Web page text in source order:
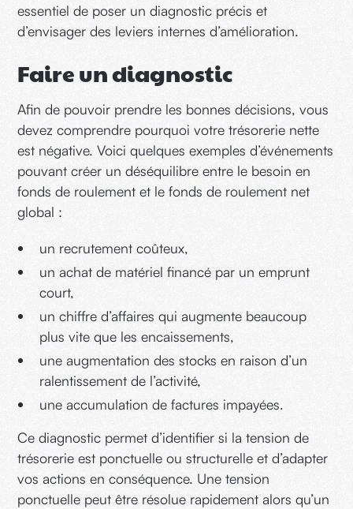
essentiel de poser un diagnostic précis et
d’envisager des leviers internes d’amélioration.
Faire un diagnostic
Afin de pouvoir prendre les bonnes décisions, vous
devez comprendre pourquoi votre trésorerie nette
est négative. Voici quelques exemples d’événements
pouvant créer un déséquilibre entre le besoin en
fonds de roulement et le fonds de roulement net
global :
un recrutement coûteux,
un achat de matériel financé par un emprunt
court,
un chiffre d’affaires qui augmente beaucoup
plus vite que les encaissements,
une augmentation des stocks en raison d’un
ralentissement de l’activité,
une accumulation de factures impayées.
Ce diagnostic permet d’identifier si la tension de
trésorerie est ponctuelle ou structurelle et d’adapter
vos actions en conséquence. Une tension
ponctuelle peut être résolue rapidement alors qu’un